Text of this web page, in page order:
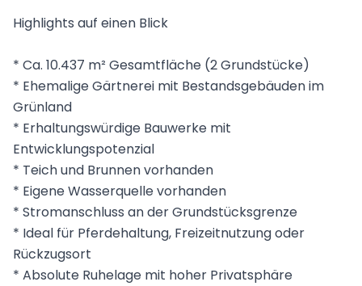
Highlights auf einen Blick
* Ca. 10.437 m² Gesamtfläche (2 Grundstücke)
* Ehemalige Gärtnerei mit Bestandsgebäuden im
Grünland
* Erhaltungswürdige Bauwerke mit
Entwicklungspotenzial
* Teich und Brunnen vorhanden
* Eigene Wasserquelle vorhanden
* Stromanschluss an der Grundstücksgrenze
* Ideal für Pferdehaltung, Freizeitnutzung oder
Rückzugsort
* Absolute Ruhelage mit hoher Privatsphäre